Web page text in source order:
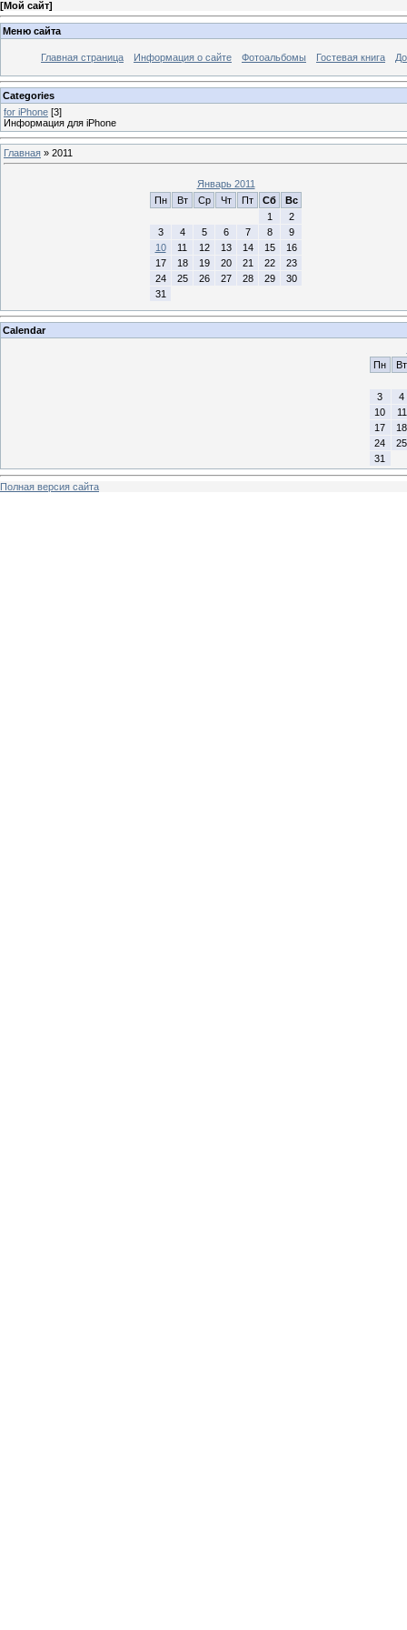
[Мой сайт]
Меню сайта
Главная страница Информация о сайте Фотоальбомы Гостевая книга
Categories
for iPhone [3]
Информация для iPhone
Главная » 2011
Январь 2011
Пн
Вт Ср Чт Пт Сб
Вс
1
2
3
4 5 6 7 8
9
10
11 12 13 14 15
16
17
18 19 20 21 22
23
24
25 26 27 28 29
30
31
Calendar
Пн
Вт
3
4
10
11
17
18
24
25
31
Полная версия сайта